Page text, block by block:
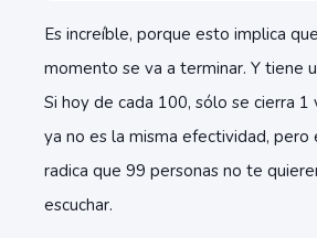
Es increíble, porque esto implica
momento se va a terminar. Y tiene
Si hoy de cada 100, sólo se cierra 1
ya no es la misma efectividad, pero
radica que 99 personas no te
escuchar.